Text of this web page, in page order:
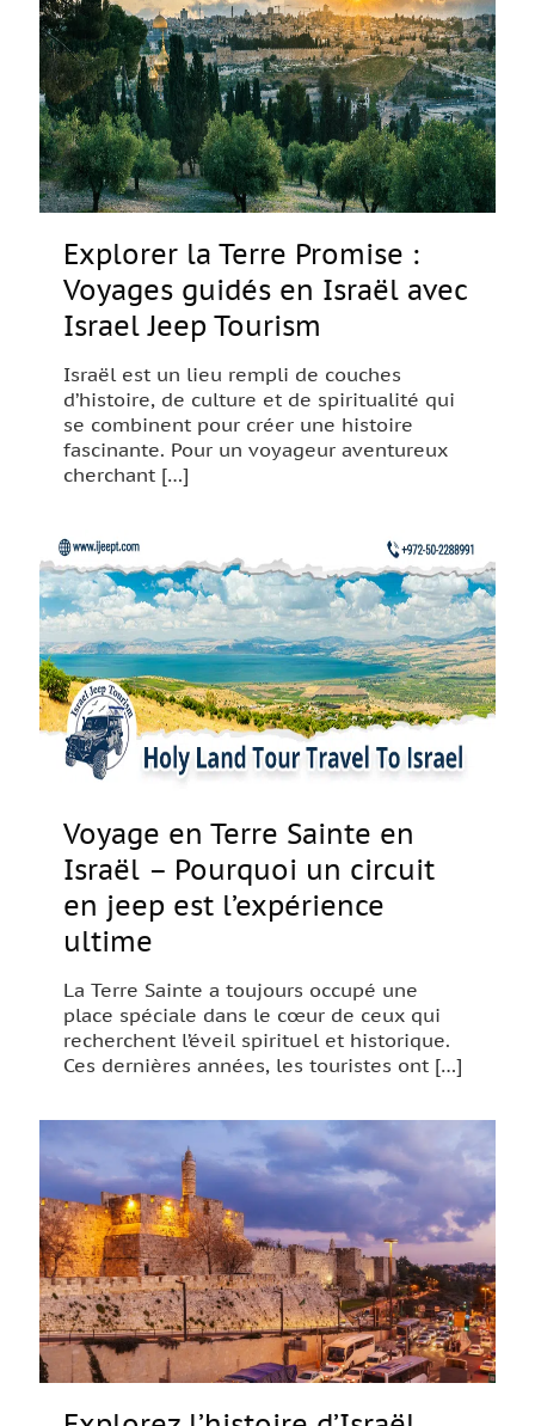
Explorer la Terre Promise :
Voyages guidés en Israël avec
Israel Jeep Tourism
Israël est un lieu rempli de couches
d’histoire, de culture et de spiritualité qui
se combinent pour créer une histoire
fascinante. Pour un voyageur aventureux
cherchant […]
Voyage en Terre Sainte en
Israël – Pourquoi un circuit
en jeep est l’expérience
ultime
La Terre Sainte a toujours occupé une
place spéciale dans le cœur de ceux qui
recherchent l’éveil spirituel et historique.
Ces dernières années, les touristes ont […]